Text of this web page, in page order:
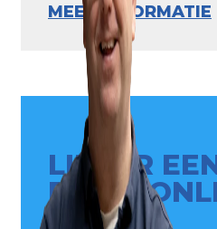
MEER INFORMATIE
LIEVER